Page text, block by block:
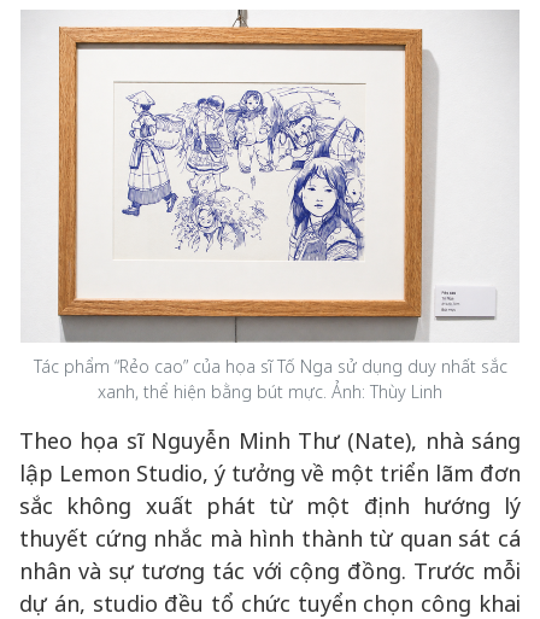
Tác phẩm “Rẻo cao” của họa sĩ Tố Nga sử dụng duy nhất sắc
xanh, thể hiện bằng bút mực. Ảnh: Thùy Linh
Theo họa sĩ Nguyễn Minh Thư (Nate), nhà sáng
lập Lemon Studio, ý tưởng về một triển lãm đơn
sắc không xuất phát từ một định hướng lý
thuyết cứng nhắc mà hình thành từ quan sát cá
nhân và sự tương tác với cộng đồng. Trước mỗi
dự án, studio đều tổ chức tuyển chọn công khai